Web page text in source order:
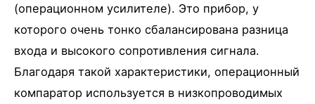
(операционном усилителе). Это прибор, у
которого очень тонко сбалансирована разница
входа и высокого сопротивления сигнала.
Благодаря такой характеристики, операционный
компаратор используется в низкопроводимых